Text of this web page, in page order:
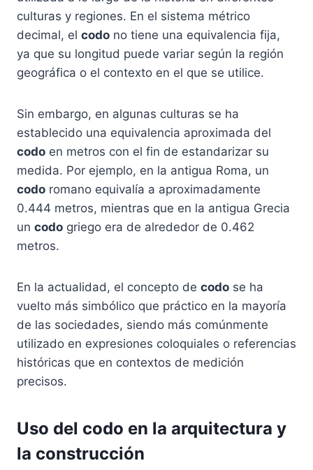
culturas y regiones. En el sistema métrico
decimal, el codo no tiene una equivalencia fija,
ya que su longitud puede variar según la región
geográfica o el contexto en el que se utilice.
Sin embargo, en algunas culturas se ha
establecido una equivalencia aproximada del
codo en metros con el fin de estandarizar su
medida. Por ejemplo, en la antigua Roma, un
codo romano equivalía a aproximadamente
0.444 metros, mientras que en la antigua Grecia
un codo griego era de alrededor de 0.462
metros.
En la actualidad, el concepto de codo se ha
vuelto más simbólico que práctico en la mayoría
de las sociedades, siendo más comúnmente
utilizado en expresiones coloquiales o referencias
históricas que en contextos de medición
precisos.
Uso del codo en la arquitectura y
la construcción